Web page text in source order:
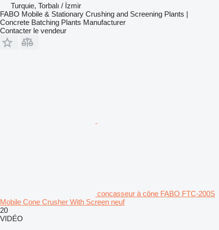
Turquie, Torbalı / İzmir
FABO Mobile & Stationary Crushing and Screening Plants |
Concrete Batching Plants Manufacturer
Contacter le vendeur
concasseur à cône FABO FTC-200S
Mobile Cone Crusher With Screen neuf
20
VIDÉO